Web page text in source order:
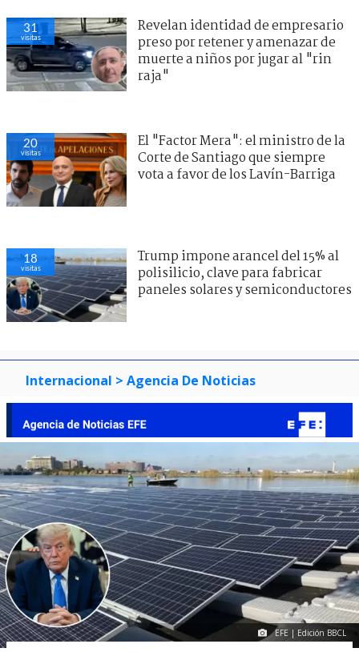
31
visitas
Revelan identidad de empresario
preso por retener y amenazar de
muerte a niños por jugar al "rin
raja"
20
visitas
El "Factor Mera": el ministro de la
Corte de Santiago que siempre
vota a favor de los Lavín-Barriga
18
visitas
Trump impone arancel del 15% al
polisilicio, clave para fabricar
paneles solares y semiconductores
Internacional > Agencia De Noticias
EFE | Edición BBCL